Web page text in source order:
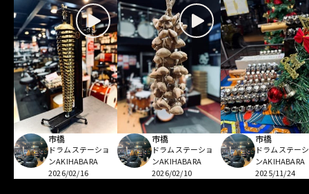
市橋
ドラムステーショ
ンAKIHABARA
2026/02/16
市橋
ドラムステーショ
ンAKIHABARA
2026/02/10
市橋
ドラムステー
ンAKIHABARA
2025/11/24